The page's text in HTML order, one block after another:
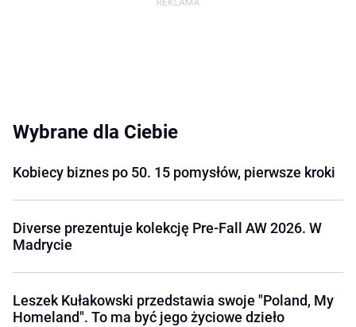
Wybrane dla Ciebie
Kobiecy biznes po 50. 15 pomysłów, pierwsze kroki
Diverse prezentuje kolekcję Pre-Fall AW 2026. W
Madrycie
Leszek Kułakowski przedstawia swoje "Poland, My
Homeland". To ma być jego życiowe dzieło